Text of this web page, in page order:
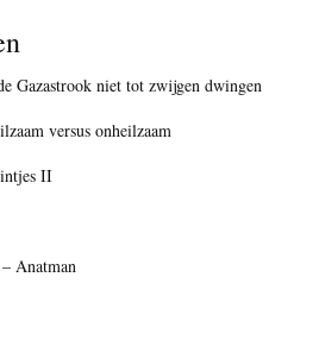
Gazastrook niet tot zwijgen dwingen
versus onheilzaam
II
Anatman